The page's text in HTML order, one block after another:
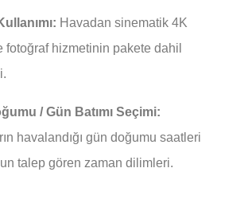
Havadan sinematik 4K
fotoğraf hizmetinin pakete dahil
/ Gün Batımı Seçimi:
havalandığı gün doğumu saatleri
talep gören zaman dilimleri.